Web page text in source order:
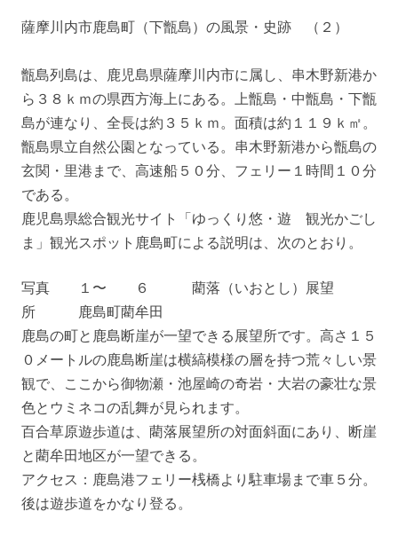
薩摩川内市鹿島町（下甑島）の風景・史跡 （２）
甑島列島は、鹿児島県薩摩川内市に属し、串木野新港か
ら３８ｋｍの県西方海上にある。上甑島・中甑島・下甑
島が連なり、全長は約３５ｋｍ。面積は約１１９ｋ㎡。
甑島県立自然公園となっている。串木野新港から甑島の
玄関・里港まで、高速船５０分、フェリー１時間１０分
である。
鹿児島県総合観光サイト「ゆっくり悠・遊 観光かごし
ま」観光スポット鹿島町による説明は、次のとおり。
写真 １〜 ６ 藺落（いおとし）展望
所 鹿島町藺牟田
鹿島の町と鹿島断崖が一望できる展望所です。高さ１５
０メートルの鹿島断崖は横縞模様の層を持つ荒々しい景
観で、ここから御物瀬・池屋崎の奇岩・大岩の豪壮な景
色とウミネコの乱舞が見られます。
百合草原遊歩道は、藺落展望所の対面斜面にあり、断崖
と藺牟田地区が一望できる。
アクセス：鹿島港フェリー桟橋より駐車場まで車５分。
後は遊歩道をかなり登る。